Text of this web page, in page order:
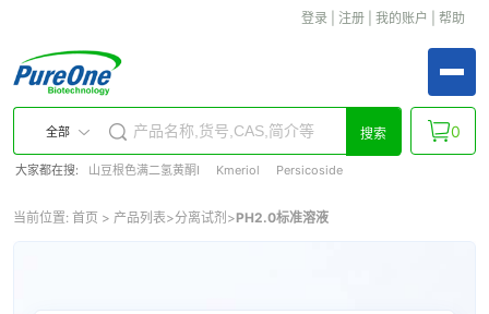
登录 注册 我的账户 帮助
全部 搜索
大家都在搜: 山豆根色满二氢黄酮Ⅰ Kmeriol Persicoside
0
当前位置: 首页 > 产品列表>分离试剂 >PH2.0标准溶液